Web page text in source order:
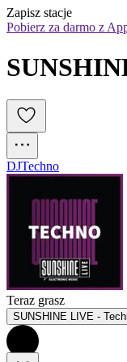
Zapisz stacje
Pobierz za darmo z
DJTechno
Teraz grasz
SUNSHINE LIVE -